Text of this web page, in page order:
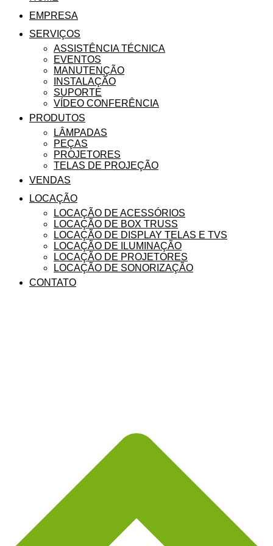
EMPRESA
SERVIÇOS
ASSISTÊNCIA TÉCNICA
EVENTOS
MANUTENÇÃO
INSTALAÇÃO
SUPORTE
VÍDEO CONFERÊNCIA
PRODUTOS
LÂMPADAS
PEÇAS
PROJETORES
TELAS DE PROJEÇÃO
VENDAS
LOCAÇÃO
LOCAÇÃO DE ACESSÓRIOS
LOCAÇÃO DE BOX TRUSS
LOCAÇÃO DE DISPLAY TELAS E TVS
LOCAÇÃO DE ILUMINAÇÃO
LOCAÇÃO DE PROJETORES
LOCAÇÃO DE SONORIZAÇÃO
CONTATO